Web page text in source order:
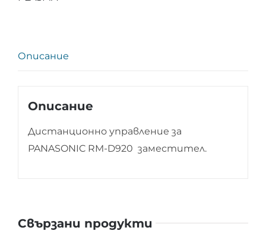
Описание
Описание
Дистанционно управление за
PANASONIC RM-D920 заместител.
Свързани продукти